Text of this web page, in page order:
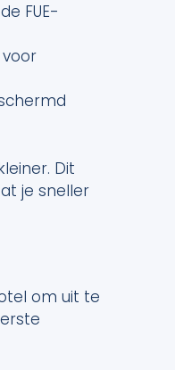
FUE-
Dit
je sneller
om uit te